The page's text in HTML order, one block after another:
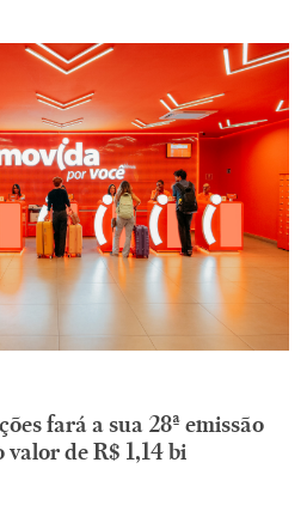
fará a sua 28ª emissão
de R$ 1,14 bi